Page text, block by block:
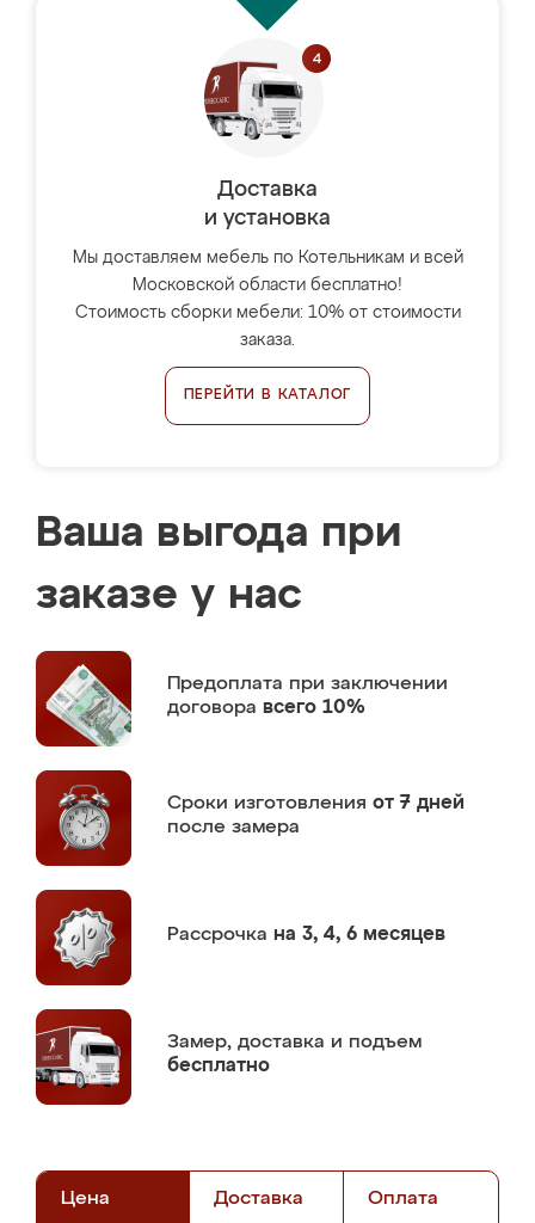
Доставка
и установка
Мы доставляем мебель по Котельникам и всей
Московской области бесплатно!
Стоимость сборки мебели: 10% от стоимости
заказа.
ПЕРЕЙТИ В КАТАЛОГ
Ваша выгода при
заказе у нас
Предоплата при заключении
договора всего 10%
Сроки изготовления от 7 дней
после замера
Рассрочка на 3, 4, 6 месяцев
Замер, доставка и подъем
бесплатно
Цена Доставка Оплата